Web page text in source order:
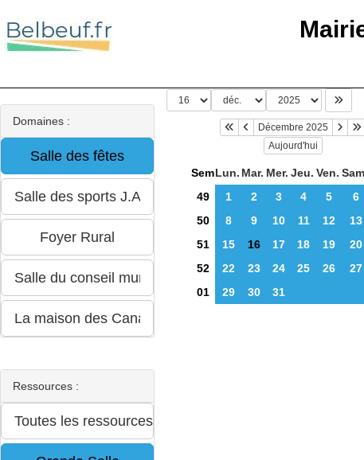
Domaines :
Ressources :
Décembre 2025
Aujourd'hui
SemLun. Mar. Mer. Jeu. Ven.
49
1 2 3 4 5 6
50
8 9 10 11 12 13
51
15 16 17 18 19 20
52
22 23 24 25 26 27
01
29 30 31